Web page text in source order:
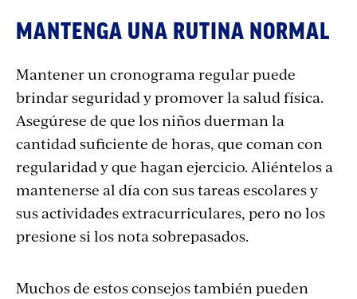
MANTENGA UNA RUTINA NORMAL
Mantener un cronograma regular puede
brindar seguridad y promover la salud física.
Asegúrese de que los niños duerman la
cantidad suficiente de horas, que coman con
regularidad y que hagan ejercicio. Aliéntelos a
mantenerse al día con sus tareas escolares y
sus actividades extracurriculares, pero no los
presione si los nota sobrepasados.
Muchos de estos consejos también pueden